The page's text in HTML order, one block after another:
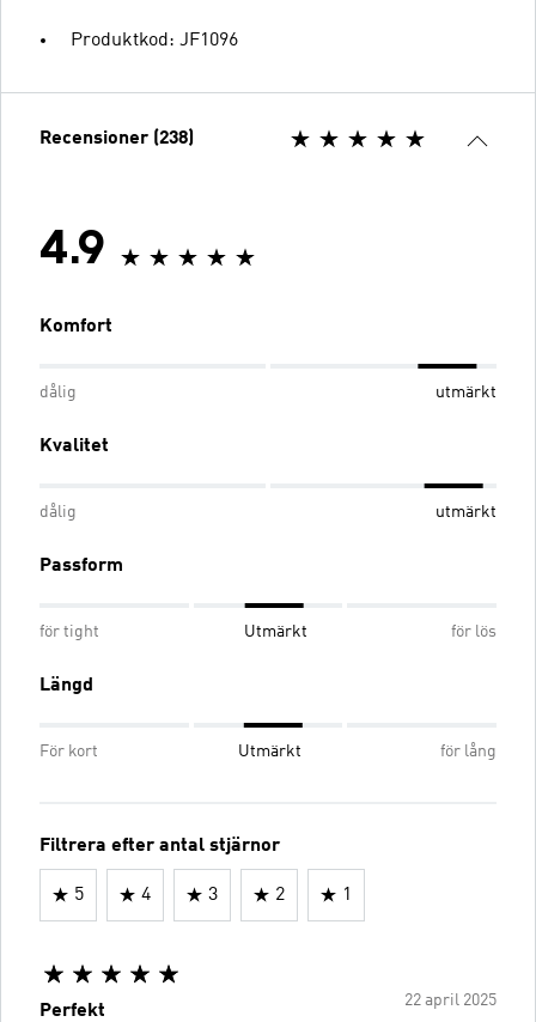
Produktkod: JF1096
Recensioner (238)
4.9
Komfort
dålig utmärkt
Kvalitet
dålig utmärkt
Passform
för tight Utmärkt för lös
Längd
För kort Utmärkt för lång
Filtrera efter antal stjärnor
5 4 3 2 1
22 april 2025
Perfekt